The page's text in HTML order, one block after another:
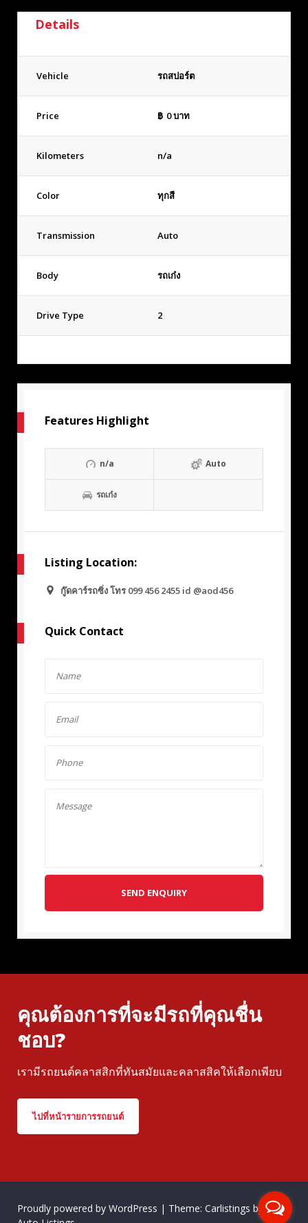
Details
Vehicle รถสปอร์ต
Price ฿ 0บาท
Kilometers n/a
Color ทุกสี
Transmission Auto
Body รถเก๋ง
Drive Type 2
Features Highlight
n/a Auto
รถเก๋ง
Listing Location:
กู๊ดคาร์รถซิ่ง โทร 099 456 2455 id @aod456
Quick Contact
SEND ENQUIRY
คุณต้องการที่จะมีรถที่คุณชื่น
ชอบ?
เรามีรถยนต์คลาสสิกที่ทันสมัยและคลาสสิคให้เลือกเพียบ
ไปที่หน้ารายการรถยนต์
Proudly powered by WordPress | Theme: Carlistings byWP